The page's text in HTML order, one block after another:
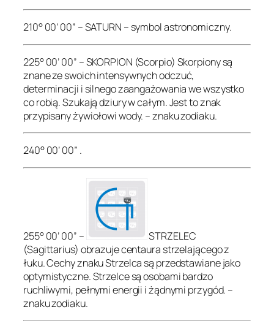
210° 00’ 00” – SATURN – symbol astronomiczny.
225° 00’ 00” – SKORPION (Scorpio) Skorpiony są
znane ze swoich intensywnych odczuć,
determinacji i silnego zaangażowania we wszystko
co robią. Szukają dziury w całym. Jest to znak
przypisany żywiołowi wody. – znaku zodiaku.
240° 00’ 00” .
255° 00’ 00” –
STRZELEC
(Sagittarius) obrazuje centaura strzelającego z
łuku. Cechy znaku Strzelca są przedstawiane jako
optymistyczne. Strzelce są osobami bardzo
ruchliwymi, pełnymi energii i żądnymi przygód. –
znaku zodiaku.